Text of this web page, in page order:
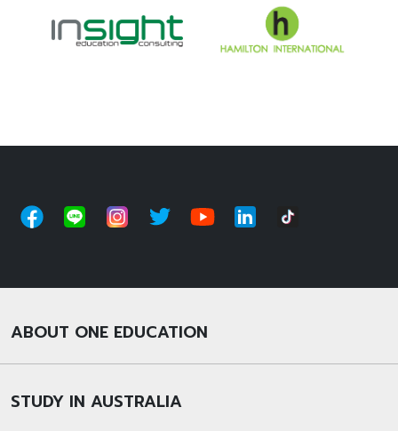
ABOUT ONE EDUCATION
STUDY IN AUSTRALIA